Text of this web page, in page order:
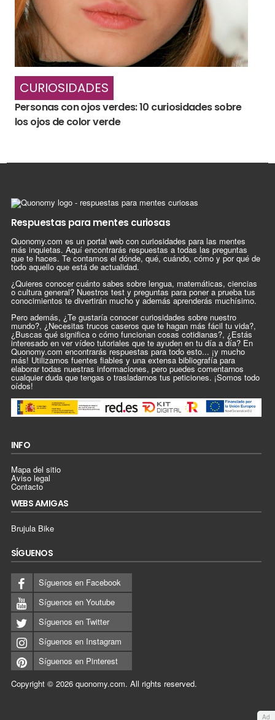
CURIOSIDADES
Personas con ojos verdes: 10 curiosidades sobre
los ojos de color verde
Respuestas para mentes curiosas
Quonomy.com es un portal web con curiosidades para las mentes
más inquietas. Aquí encontrarás respuestas a todas las preguntas
que te haces. Te contamos el dónde, qué, cuándo, cómo y por qué de
todo aquello que está de actualidad.
¿Quieres conocer cuánto sabes sobre lengua, matemáticas, ciencias
o cultura general? Nuestros test y preguntas para poner a prueba tus
conocimientos te divertirán mucho y además aprenderás muchísimo.
Pero además, ¿Te gustaría conocer curiosidades sobre nuestro
mundo?, ¿Necesitas trucos caseros que te hagan más fácil tu vida?,
¿Buscas qué significa o cómo funcionan cosas cotidianas?, ¿Estás
interesado en ver vídeo tutoriales que te ayuden en tu día a día? En
Quonomy.com encontrarás respuestas para todo esto... ¡y mucho
más! Utilizamos fuentes fiables y una extensa bibliografía para
elaborar todas nuestras informaciones, pero puedes comentarnos
cualquier duda que tengas o trasladarnos tus peticiones. ¡Somos todo
oídos!
INFO
Mapa del sitio
Aviso legal
Contacto
WEBS AMIGAS
Brujula Bike
SÍGUENOS
Síguenos en Facebook
Síguenos en Youtube
Síguenos en Twitter
Síguenos en Instagram
Síguenos en Pinterest
Copyright © 2026 quonomy.com. All rights reserved.
Ad